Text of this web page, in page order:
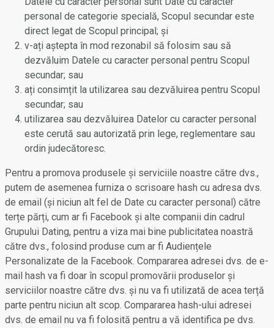
personal de categorie specială, Scopul secundar este
direct legat de Scopul principal; și
v-ați aștepta în mod rezonabil să folosim sau să
dezvăluim Datele cu caracter personal pentru Scopul
secundar; sau
ați consimțit la utilizarea sau dezvăluirea pentru Scopul
secundar; sau
utilizarea sau dezvăluirea Datelor cu caracter personal
este cerută sau autorizată prin lege, reglementare sau
ordin judecătoresc.
Pentru a promova produsele și serviciile noastre către dvs.,
putem de asemenea furniza o scrisoare hash cu adresa dvs.
de email (și niciun alt fel de Date cu caracter personal) către
terțe părți, cum ar fi Facebook și alte companii din cadrul
Grupului Dating, pentru a viza mai bine publicitatea noastră
către dvs., folosind produse cum ar fi Audiențele
Personalizate de la Facebook. Compararea adresei dvs. de e-
mail hash va fi doar în scopul promovării produselor și
serviciilor noastre către dvs. și nu va fi utilizată de acea terță
parte pentru niciun alt scop. Compararea hash-ului adresei
dvs. de email nu va fi folosită pentru a vă identifica pe dvs.